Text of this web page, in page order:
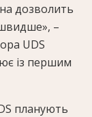
дозволить
–
UDS
із першим
планують